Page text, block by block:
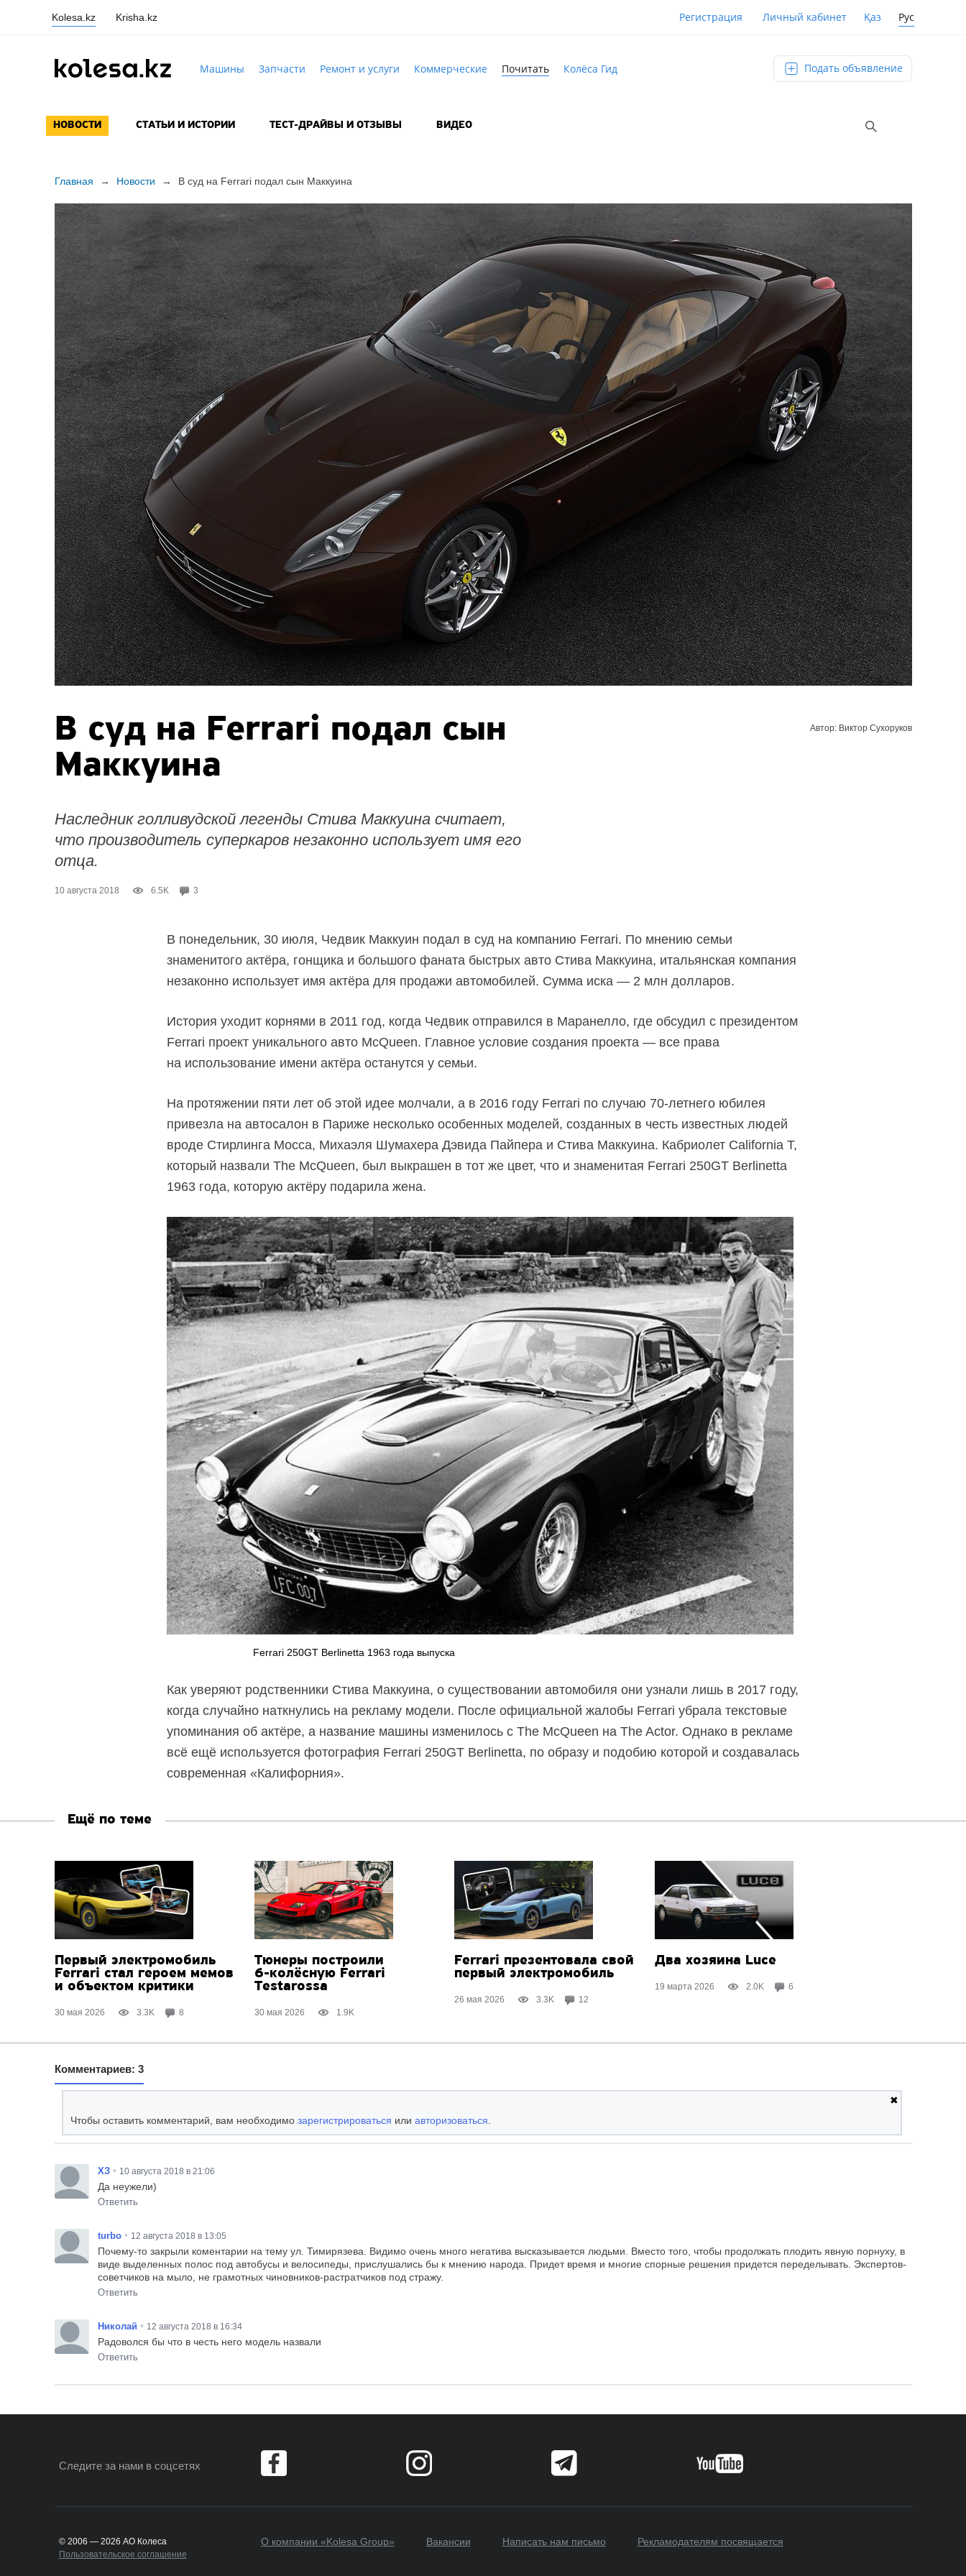
Kolesa.kz Krisha.kz Регистрация Личный кабинет Қаз Рус
Машины Запчасти Ремонт и услуги Коммерческие Почитать Колёса Гид Подать объявление
НОВОСТИ СТАТЬИ И ИСТОРИИ ТЕСТ-ДРАЙВЫ И ОТЗЫВЫ ВИДЕО
Главная → Новости → В суд на Ferrari подал сын Маккуина
В суд на Ferrari подал сын
Маккуина
Наследник голливудской легенды Стива Маккуина считает,
что производитель суперкаров незаконно использует имя его
отца.
10 августа 2018 6.5K 3
Автор: Виктор Сухоруков
В понедельник, 30 июля, Чедвик Маккуин подал в суд на компанию Ferrari. По мнению семьи
знаменитого актёра, гонщика и большого фаната быстрых авто Стива Маккуина, итальянская компания
незаконно использует имя актёра для продажи автомобилей. Сумма иска — 2 млн долларов.
История уходит корнями в 2011 год, когда Чедвик отправился в Маранелло, где обсудил с президентом
Ferrari проект уникального авто McQueen. Главное условие создания проекта — все права
на использование имени актёра останутся у семьи.
На протяжении пяти лет об этой идее молчали, а в 2016 году Ferrari по случаю 70-летнего юбилея
привезла на автосалон в Париже несколько особенных моделей, созданных в честь известных людей
вроде Стирлинга Мосса, Михаэля Шумахера Дэвида Пайпера и Стива Маккуина. Кабриолет California T,
который назвали The McQueen, был выкрашен в тот же цвет, что и знаменитая Ferrari 250GT Berlinetta
1963 года, которую актёру подарила жена.
Ferrari 250GT Berlinetta 1963 года выпуска
Как уверяют родственники Стива Маккуина, о существовании автомобиля они узнали лишь в 2017 году,
когда случайно наткнулись на рекламу модели. После официальной жалобы Ferrari убрала текстовые
упоминания об актёре, а название машины изменилось с The McQueen на The Actor. Однако в рекламе
всё ещё используется фотография Ferrari 250GT Berlinetta, по образу и подобию которой и создавалась
современная «Калифорния».
Ещё по теме
Первый электромобиль
Ferrari стал героем мемов
и объектом критики
30 мая 2026 3.3K 8
Тюнеры построили
6-колёснуюFerrari
Testarossa
30 мая 2026 1.9K
Ferrari презентовала свой
первый электромобиль
26 мая 2026 3.3K 12
Два хозяина Luce
19 марта 2026 2.0K 6
Комментариев: 3
✖
Чтобы оставить комментарий, вам необходимо зарегистрироваться или авторизоваться.
ХЗ • 10 августа 2018 в 21:06
Да неужели)
Ответить
turbo • 12 августа 2018 в 13:05
Почему-то закрыли коментарии на тему ул. Тимирязева. Видимо очень много негатива высказывается людьми. Вместо того, чтобы продолжать плодить явную порнуху, в
виде выделенных полос под автобусы и велосипеды, прислушались бы к мнению народа. Придет время и многие спорные решения придется переделывать. Экспертов-
советчиков на мыло, не грамотных чиновников-растратчиков под стражу.
Ответить
Николай • 12 августа 2018 в 16:34
Радоволся бы что в честь него модель назвали
Ответить
Следите за намив соцсетях
© 2006 — 2026 АО Колеса
Пользовательское соглашение
О компании «Kolesa Group» Вакансии Написать нам письмо Рекламодателям посвящается